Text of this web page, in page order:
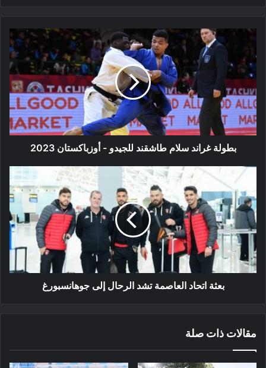
بطولة
سلام
طاشقند
للجيدو
-
أوزباكستان
2023
بطولة غراند سلام طاشقند للجيدو - أوزباكستان 2023
بعثة
العاصمة
تشد
الرحال
إلى
جوهانسبورغ
بعثة اتحاد العاصمة تشد الرحال إلى جوهانسبورغ
مقالات ذات صلة